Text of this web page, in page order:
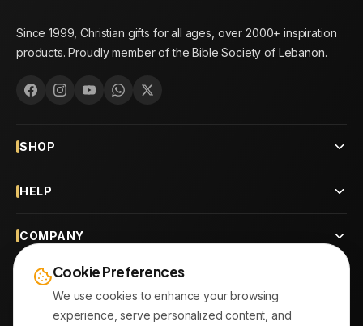
Since 1999, Christian gifts for all ages, over 2000+ inspiration
products. Proudly member of the Bible Society of Lebanon.
SHOP
HELP
COMPANY
CONTACTCookie Preferences
We use cookies to enhance your browsing
experience, serve personalized content, and